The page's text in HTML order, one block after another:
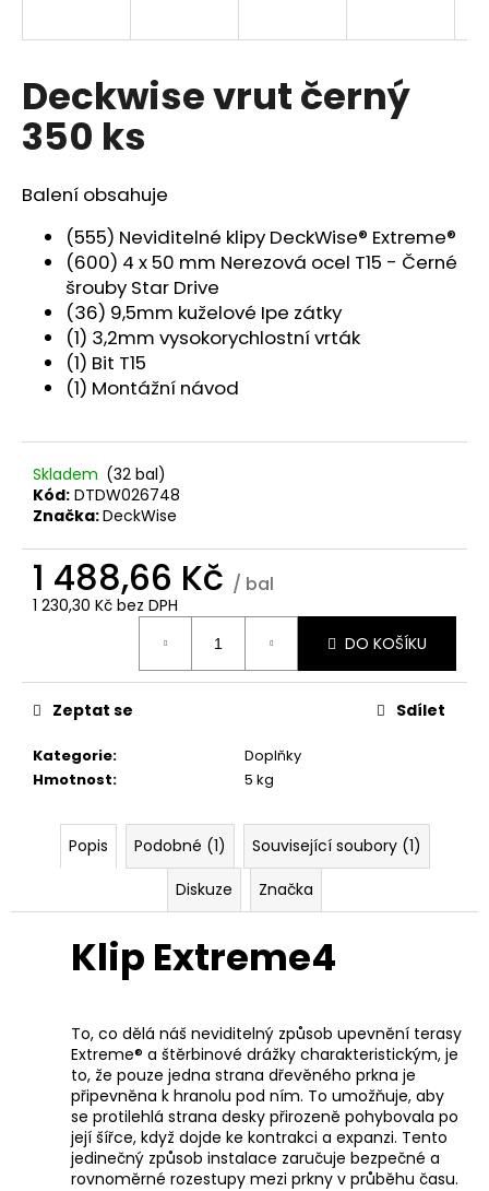
Deckwise vrut černý
350 ks
Balení obsahuje
(555) Neviditelné klipy DeckWise® Extreme®
(600) 4 x 50 mm Nerezová ocel T15 - Černé
šrouby Star Drive
(36) 9,5mm kuželové Ipe zátky
(1) 3,2mm vysokorychlostní vrták
(1) Bit T15
(1) Montážní návod
Skladem (32 bal)
Kód: DTDW026748
Značka:DeckWise
1 488,66 Kč / bal
1 230,30 Kč bez DPH
DO KOŠÍKU
Kategorie:
Doplňky
Hmotnost: 5 kg
Zeptat se Sdílet
Popis Podobné (1)
Související soubory (1)
Diskuze
Značka
Klip Extreme4
To, co dělá náš neviditelný způsob upevnění terasy
Extreme® a štěrbinové drážky charakteristickým, je
to, že pouze jedna strana dřevěného prkna je
připevněna k hranolu pod ním. To umožňuje, aby
se protilehlá strana desky přirozeně pohybovala po
její šířce, když dojde ke kontrakci a expanzi. Tento
jedinečný způsob instalace zaručuje bezpečné a
rovnoměrné rozestupy mezi prkny v průběhu času.
í
t
?
HLEDAT
r
u
č
u
j
e
m
e
GARAPA
145
508,80
Kč